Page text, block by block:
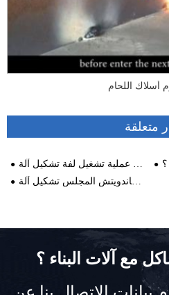
أسلاك اللحام
متعلقة
النقاط الرئيسية في عملية تشغيل لفة تشكيل آلة
؟
خصائص الصوف الصخري ساندويتش المجلس تشكيل آلة
مع آلات البناء ؟